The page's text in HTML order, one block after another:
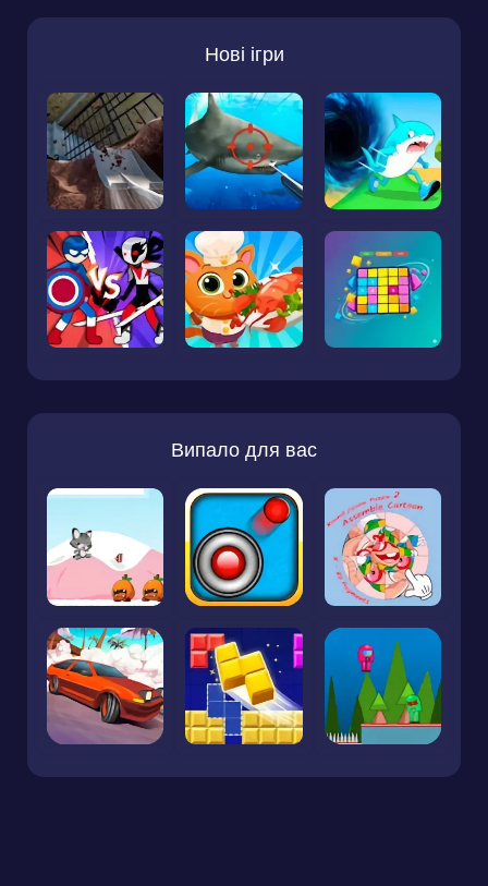
Нові ігри
Випало для вас